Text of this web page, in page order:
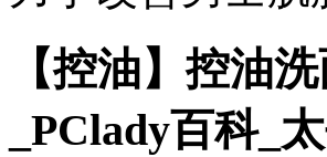
【控油】控油
_PClady百科_